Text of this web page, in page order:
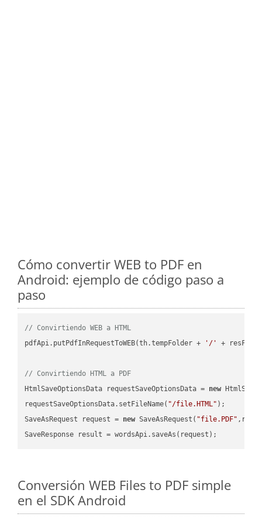
Cómo convertir WEB to PDF en
Android: ejemplo de código paso a
paso
// Convirtiendo WEB a HTML
pdfApi.putPdfInRequestToWEB(th.tempFolder +
'/' +
// Convirtiendo HTML a PDF
HtmlSaveOptionsData requestSaveOptionsData = new
requestSaveOptionsData.setFileName( "/file.HTML" );
SaveAsRequest request = new SaveAsRequest( "file.PDF"
Conversión WEB Files to PDF simple
en el SDK Android